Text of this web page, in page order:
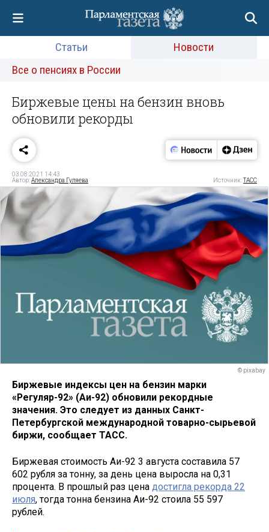
Статьи
Новости
Все о пенсиях в России
Биржевые цены на бензин вновь
обновили рекорды
03.08.2021 14:43
Автор:Александра Гуляева Источник:ТАСС
© pixabay
Биржевые индексы цен на бензин марки
«Регуляр-92» (Аи-92) обновили рекордные
значения. Это следует из данных Санкт-
Петербургской международной товарно-сырьевой
биржи, сообщает ТАСС.
Биржевая стоимость Аи-92 3 августа составила 57
602 рубля за тонну, за день цена выросла на 0,31
процента. В прошлый раз цена достигла рекорда 22
июля, тогда тонна бензина Аи-92 стоила 55 597
рублей.